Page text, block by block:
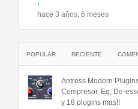
!
hace 3 años, 6 meses
POPULAR RECIENTE
Antress Modern
Compresor, Eq, De-
y 18 plugins mas!!